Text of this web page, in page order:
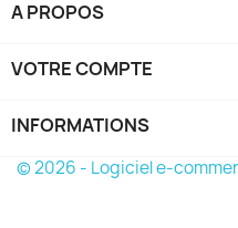
A PROPOS
VOTRE COMPTE
INFORMATIONS
© 2026 - Logiciel e-